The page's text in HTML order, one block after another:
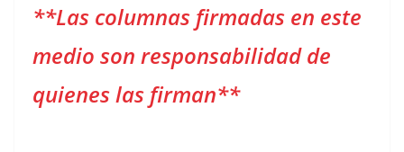
**Las columnas firmadas en este
medio son responsabilidad de
quienes las firman**